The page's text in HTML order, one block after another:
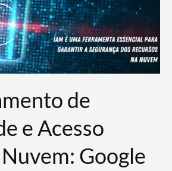
de
e Acesso
Google